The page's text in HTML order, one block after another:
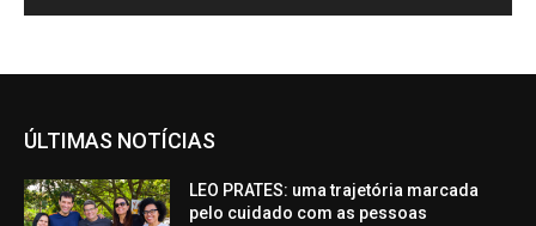
ÚLTIMAS NOTÍCIAS
LEO PRATES: uma trajetória marcada
pelo cuidado com as pessoas